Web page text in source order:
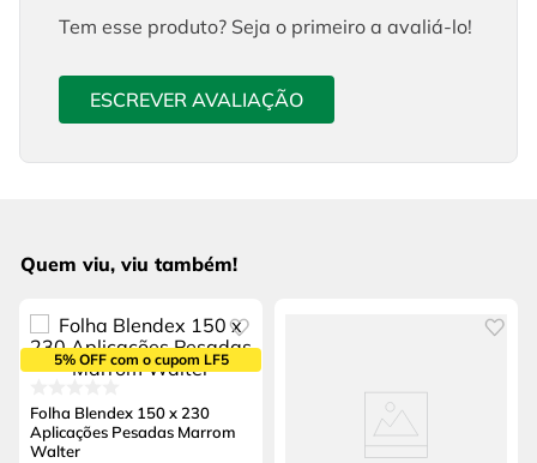
Tem esse produto? Seja o primeiro a avaliá-lo!
ESCREVER AVALIAÇÃO
Quem viu, viu também!
5% OFF com o cupom LF5
Folha Blendex 150 x 230
Aplicações Pesadas Marrom
Walter